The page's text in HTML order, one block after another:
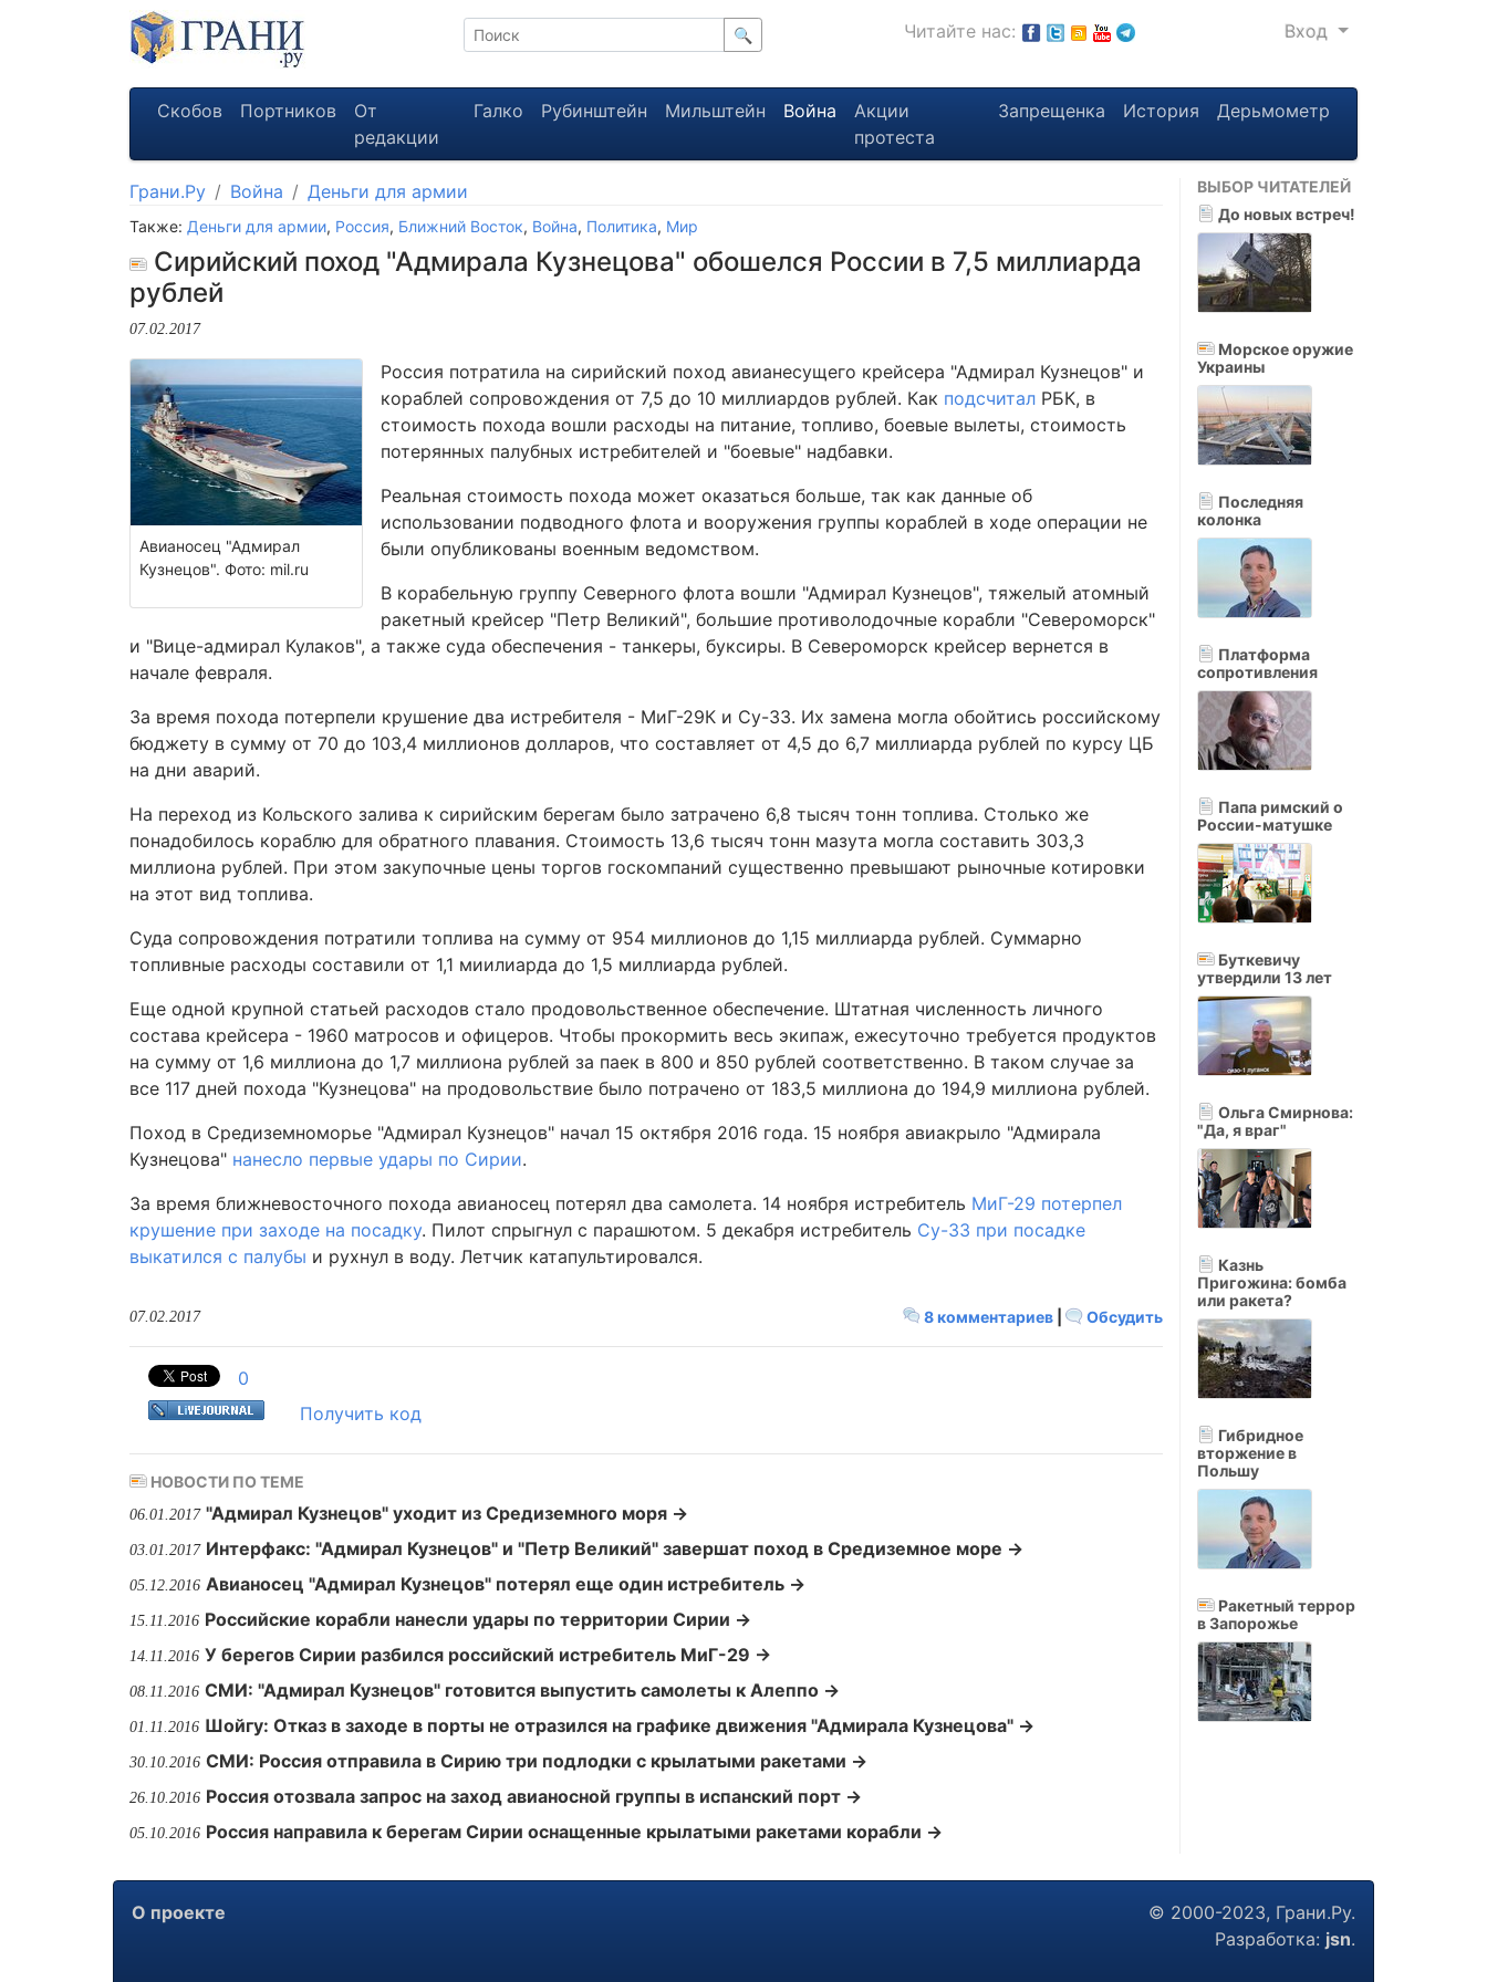
🔍 Читайте нас: Вход
Скобов Портников
От
редакции
Галко Рубинштейн Мильштейн Война
Акции
протеста
Запрещенка История Дерьмометр
Грани.Ру Война Деньги для армии
Также: Деньги для армии, Россия, Ближний Восток, Война, Политика, Мир
Сирийский поход "Адмирала Кузнецова" обошелся России в 7,5 миллиарда
рублей
07.02.2017
Авианосец "Адмирал
Кузнецов". Фото: mil.ru
Россия потратила на сирийский поход авианесущего крейсера "Адмирал Кузнецов" и
кораблей сопровождения от 7,5 до 10 миллиардов рублей. Как подсчитал РБК, в
стоимость похода вошли расходы на питание, топливо, боевые вылеты, стоимость
потерянных палубных истребителей и "боевые" надбавки.
Реальная стоимость похода может оказаться больше, так как данные об
использовании подводного флота и вооружения группы кораблей в ходе операции не
были опубликованы военным ведомством.
В корабельную группу Северного флота вошли "Адмирал Кузнецов", тяжелый атомный
ракетный крейсер "Петр Великий", большие противолодочные корабли "Североморск"
и "Вице-адмирал Кулаков", а также суда обеспечения - танкеры, буксиры. ​В Североморск крейсер вернется в
начале февраля.
За время похода потерпели крушение два истребителя - МиГ-29К и Су-33. Их замена могла обойтись российскому
бюджету в сумму от 70 до 103,4 миллионов долларов, что составляет от 4,5 до 6,7 миллиарда рублей по курсу ЦБ
на дни аварий.
На переход из Кольского залива к сирийским берегам было затрачено 6,8 тысяч тонн топлива. Столько же
понадобилось кораблю для обратного плавания. Стоимость 13,6 тысяч тонн мазута могла составить 303,3
миллиона рублей. При этом закупочные цены торгов госкомпаний существенно превышают рыночные котировки
на этот вид топлива.
Суда сопровождения потратили топлива на сумму от 954 миллионов до 1,15 миллиарда рублей. Суммарно
топливные расходы составили от 1,1 миилиарда до 1,5 миллиарда рублей.
Еще одной крупной статьей расходов стало продовольственное обеспечение. Штатная численность личного
состава крейсера - 1960 матросов и офицеров. Чтобы прокормить весь экипаж, ежесуточно требуется продуктов
на сумму от 1,6 миллиона до 1,7 миллиона рублей за паек в 800 и 850 рублей соответственно. В таком случае за
все 117 дней похода "Кузнецова" на продовольствие было потрачено от 183,5 миллиона до 194,9 миллиона рублей.
Поход в Средиземноморье "Адмирал Кузнецов" начал 15 октября 2016 года. 15 ноября авиакрыло "Адмирала
Кузнецова" нанесло первые удары по Сирии.
За время ближневосточного похода авианосец потерял два самолета. 14 ноября истребитель МиГ-29 потерпел
крушение при заходе на посадку. Пилот спрыгнул с парашютом. 5 декабря истребитель Су-33 при посадке
выкатился с палубы и рухнул в воду. Летчик катапультировался.
8 комментариев Обсудить
07.02.2017
0
Получить код
НОВОСТИ ПО ТЕМЕ
06.01.2017 "Адмирал Кузнецов" уходит из Средиземного моря →
03.01.2017 Интерфакс: "Адмирал Кузнецов" и "Петр Великий" завершат поход в Средиземное море →
05.12.2016 Авианосец "Адмирал Кузнецов" потерял еще один истребитель →
15.11.2016 Российские корабли нанесли удары по территории Сирии →
14.11.2016 У берегов Сирии разбился российский истребитель МиГ-29 →
08.11.2016 СМИ: "Адмирал Кузнецов" готовится выпустить самолеты к Алеппо →
01.11.2016 Шойгу: Отказ в заходе в порты не отразился на графике движения "Адмирала Кузнецова" →
30.10.2016 СМИ: Россия отправила в Сирию три подлодки с крылатыми ракетами →
26.10.2016 Россия отозвала запрос на заход авианосной группы в испанский порт →
05.10.2016 Россия направила к берегам Сирии оснащенные крылатыми ракетами корабли →
ВЫБОР ЧИТАТЕЛЕЙ
До новых встреч!
Морское оружие
Украины
Последняя
колонка
Платформа
сопротивления
Папа римский о
России-матушке
Буткевичу
утвердили 13 лет
Ольга Смирнова:
"Да, я враг"
Казнь
Пригожина: бомба
или ракета?
Гибридное
вторжение в
Польшу
Ракетный террор
в Запорожье
О проекте
© 2000-2023, Грани.Ру.
Разработка: jsn.